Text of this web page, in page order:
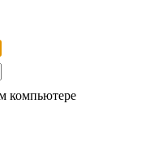
компьютере